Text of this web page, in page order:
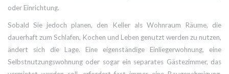
oder Einrichtung.
Sobald Sie jedoch planen, den Keller als Wohnraum
Räume, die
dauerhaft zum Schlafen, Kochen und Leben genutzt werden zu nutzen,
ändert sich die Lage. Eine eigenständige Einliegerwohnung, eine
Selbstnutzungswohnung oder sogar ein separates Gästezimmer, das